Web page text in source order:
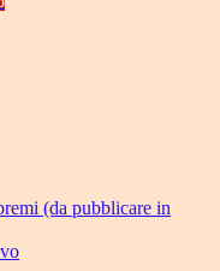
(da pubblicare in